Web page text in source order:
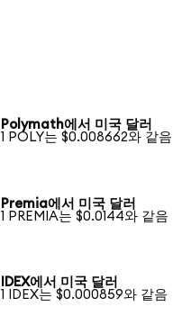
Polymath에서 미국 달러
1 POLY는 $0.008662와 같음
Premia에서 미국 달러
1 PREMIA는 $0.0144와 같음
IDEX에서 미국 달러
1 IDEX는 $0.000859와 같음